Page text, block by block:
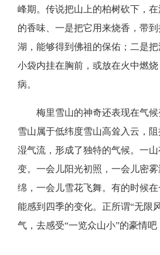
峰期。传说把山上的柏树砍下，
的香味、一是把它用来烧香，带
湖，能够得到佛祖的保佑；二是
小袋内挂在胸前，或放在火中燃
病。
梅里雪山的神奇还表现在气
雪山属于低纬度雪山高耸入云，
湿气流，形成了独特的气候。一
变。一会儿阳光初照，一会儿密
绵，一会儿雪花飞舞。有的时候
能感到四季的变化。正所谓“无限
气，去感受“一览众山小”的豪情吧